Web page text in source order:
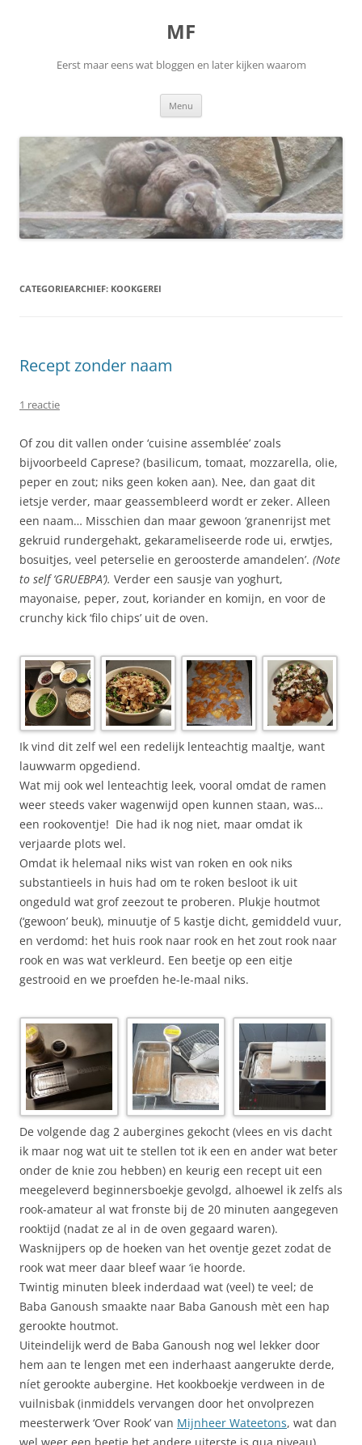
MF
Eerst maar eens wat bloggen en later kijken waarom
Menu
CATEGORIEARCHIEF: KOOKGEREI
Recept zonder naam
1 reactie
Of zou dit vallen onder ‘cuisine assemblée’ zoals
bijvoorbeeld Caprese? (basilicum, tomaat, mozzarella, olie,
peper en zout; niks geen koken aan). Nee, dan gaat dit
ietsje verder, maar geassembleerd wordt er zeker. Alleen
een naam… Misschien dan maar gewoon ‘granenrijst met
gekruid rundergehakt, gekarameliseerde rode ui, erwtjes,
bosuitjes, veel peterselie en geroosterde amandelen’. (Note
to self ‘GRUEBPA’). Verder een sausje van yoghurt,
mayonaise, peper, zout, koriander en komijn, en voor de
crunchy kick ‘filo chips’ uit de oven.
Ik vind dit zelf wel een redelijk lenteachtig maaltje, want
lauwwarm opgediend.
Wat mij ook wel lenteachtig leek, vooral omdat de ramen
weer steeds vaker wagenwijd open kunnen staan, was…
een rookoventje! Die had ik nog niet, maar omdat ik
verjaarde plots wel.
Omdat ik helemaal niks wist van roken en ook niks
substantieels in huis had om te roken besloot ik uit
ongeduld wat grof zeezout te proberen. Plukje houtmot
(‘gewoon’ beuk), minuutje of 5 kastje dicht, gemiddeld vuur,
en verdomd: het huis rook naar rook en het zout rook naar
rook en was wat verkleurd. Een beetje op een eitje
gestrooid en we proefden he-le-maal niks.
De volgende dag 2 aubergines gekocht (vlees en vis dacht
ik maar nog wat uit te stellen tot ik een en ander wat beter
onder de knie zou hebben) en keurig een recept uit een
meegeleverd beginnersboekje gevolgd, alhoewel ik zelfs als
rook-amateur al wat fronste bij de 20 minuten aangegeven
rooktijd (nadat ze al in de oven gegaard waren).
Wasknijpers op de hoeken van het oventje gezet zodat de
rook wat meer daar bleef waar ‘ie hoorde.
Twintig minuten bleek inderdaad wat (veel) te veel; de
Baba Ganoush smaakte naar Baba Ganoush mèt een hap
gerookte houtmot.
Uiteindelijk werd de Baba Ganoush nog wel lekker door
hem aan te lengen met een inderhaast aangerukte derde,
níet gerookte aubergine. Het kookboekje verdween in de
vuilnisbak (inmiddels vervangen door het onvolprezen
meesterwerk ‘Over Rook’ van Mijnheer Wateetons, wat dan